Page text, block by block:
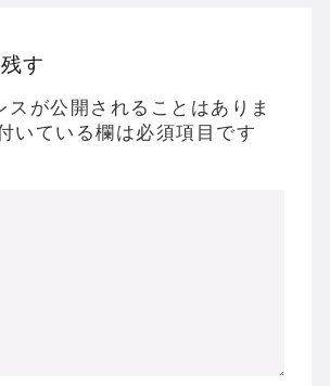
す
スが公開されることはありま
いている欄は必須項目です